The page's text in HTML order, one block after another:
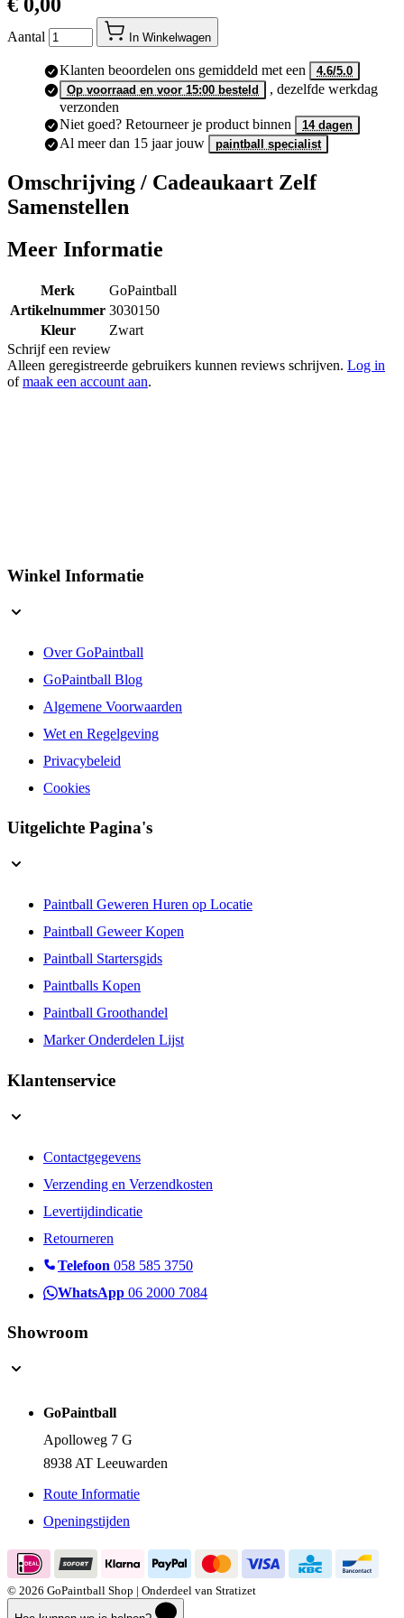
Aantal In Winkelwagen
Klanten beoordelen ons gemiddeld met een
4.6/5.0
Op voorraad en voor 15:00 besteld
, dezelfde werkdag
verzonden
Niet goed? Retourneer je product binnen
14 dagen
Al meer dan 15 jaar jouw paintball specialist
Omschrijving / Cadeaukaart Zelf
Samenstellen
Meer Informatie
Merk
GoPaintball
Artikelnummer 3030150
Kleur
Zwart
Schrijf een review
Alleen geregistreerde gebruikers kunnen reviews schrijven. Log in
ofmaak een account aan.
Winkel Informatie
Over GoPaintball
GoPaintball Blog
Algemene Voorwaarden
Wet en Regelgeving
Privacybeleid
Cookies
Uitgelichte Pagina's
Paintball Geweren Huren op Locatie
Paintball Geweer Kopen
Paintball Startersgids
Paintballs Kopen
Paintball Groothandel
Marker Onderdelen Lijst
Klantenservice
Contactgegevens
Verzending en Verzendkosten
Levertijdindicatie
Retourneren
Telefoon 058 585 3750
WhatsApp 06 2000 7084
Showroom
GoPaintball
Apolloweg 7 G
8938 AT Leeuwarden
Route Informatie
Openingstijden
© 2026 GoPaintball Shop | Onderdeel van Stratizet